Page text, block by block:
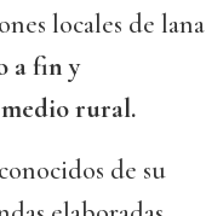
locales de lana
a fin y
rural.
de su